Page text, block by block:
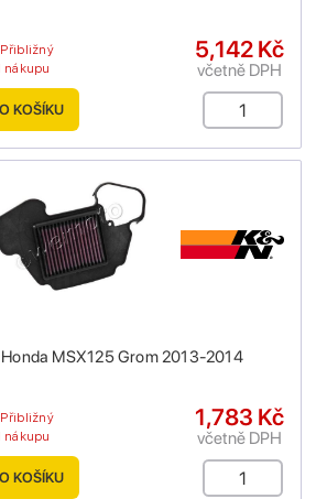
Přibližný
nákupu
5,142 Kč
včetně DPH
KOŠÍKU
MSX125 Grom 2013-2014
Přibližný
nákupu
1,783 Kč
včetně DPH
KOŠÍKU